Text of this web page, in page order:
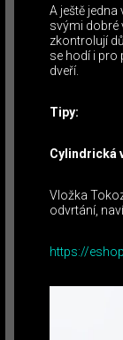
A ještě
svými dobré
zkontrolují
se hodí i pro
dveří.
Tipy:
Cylindrická
Vložka
odvrtání,
https://